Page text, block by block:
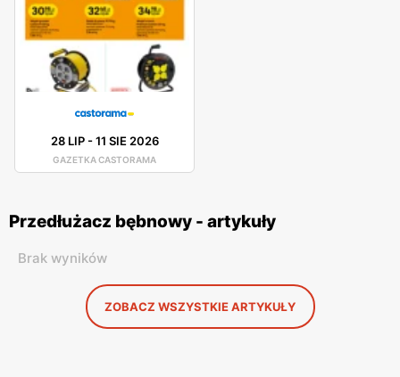
28 LIP-11 SIE 2026
GAZETKA CASTORAMA
Przedłużacz bębnowy - artykuły
Brak wyników
ZOBACZ WSZYSTKIE ARTYKUŁY